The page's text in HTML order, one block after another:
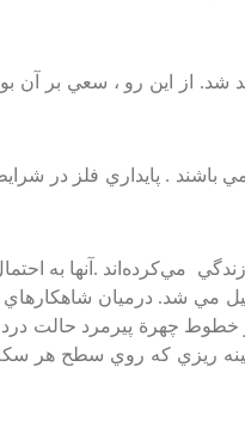
شد. از اين رو ، سعي‌ بر
باشند . پايداري‌ فلز در
.آنها به‌ احتمال‌
مي‌ شد. درميان‌
چهرة‌ پيرمرد حالت‌ درد
ريزي‌ كه‌ روي‌ سطح‌ هر